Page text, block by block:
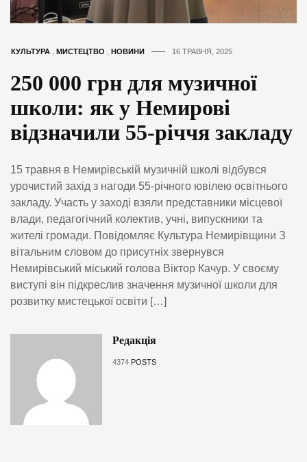
КУЛЬТУРА МИСТЕЦТВО НОВИНИ 16 ТРАВНЯ, 2025
250 000 грн для музичної
школи: як у Немирові
відзначили 55-річчя закладу
15 травня в Немирівській музичній школi вiдбувся
урочистий захід з нагоди 55-річного ювілею освітнього
закладу. Участь у заході взяли представники місцевої
влади, педагогічний колектив, учні, випускники та
жителі громади. Повідомляє Культура Немирівщини З
вітальним словом до присутніх звернувся
Немирiвський міський голова Віктор Качур. У своєму
виступі він підкреслив значення музичної школи для
розвитку мистецької освіти […]
Редакція
4374 POSTS